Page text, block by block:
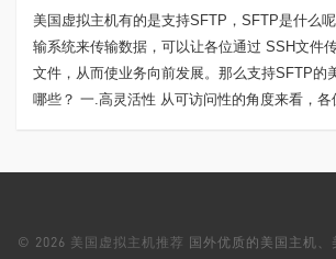
美国虚拟主机有的是支持SFTP，SFTP是什么
输系统来传输数据，可以让各位通过 SSH文件
文件，从而使业务向前发展。那么支持SFTP的
哪些？ 一.高灵活性 从可访问性的角度来看，
© 2026 美国虚拟主机推荐 国外优质的美国主机